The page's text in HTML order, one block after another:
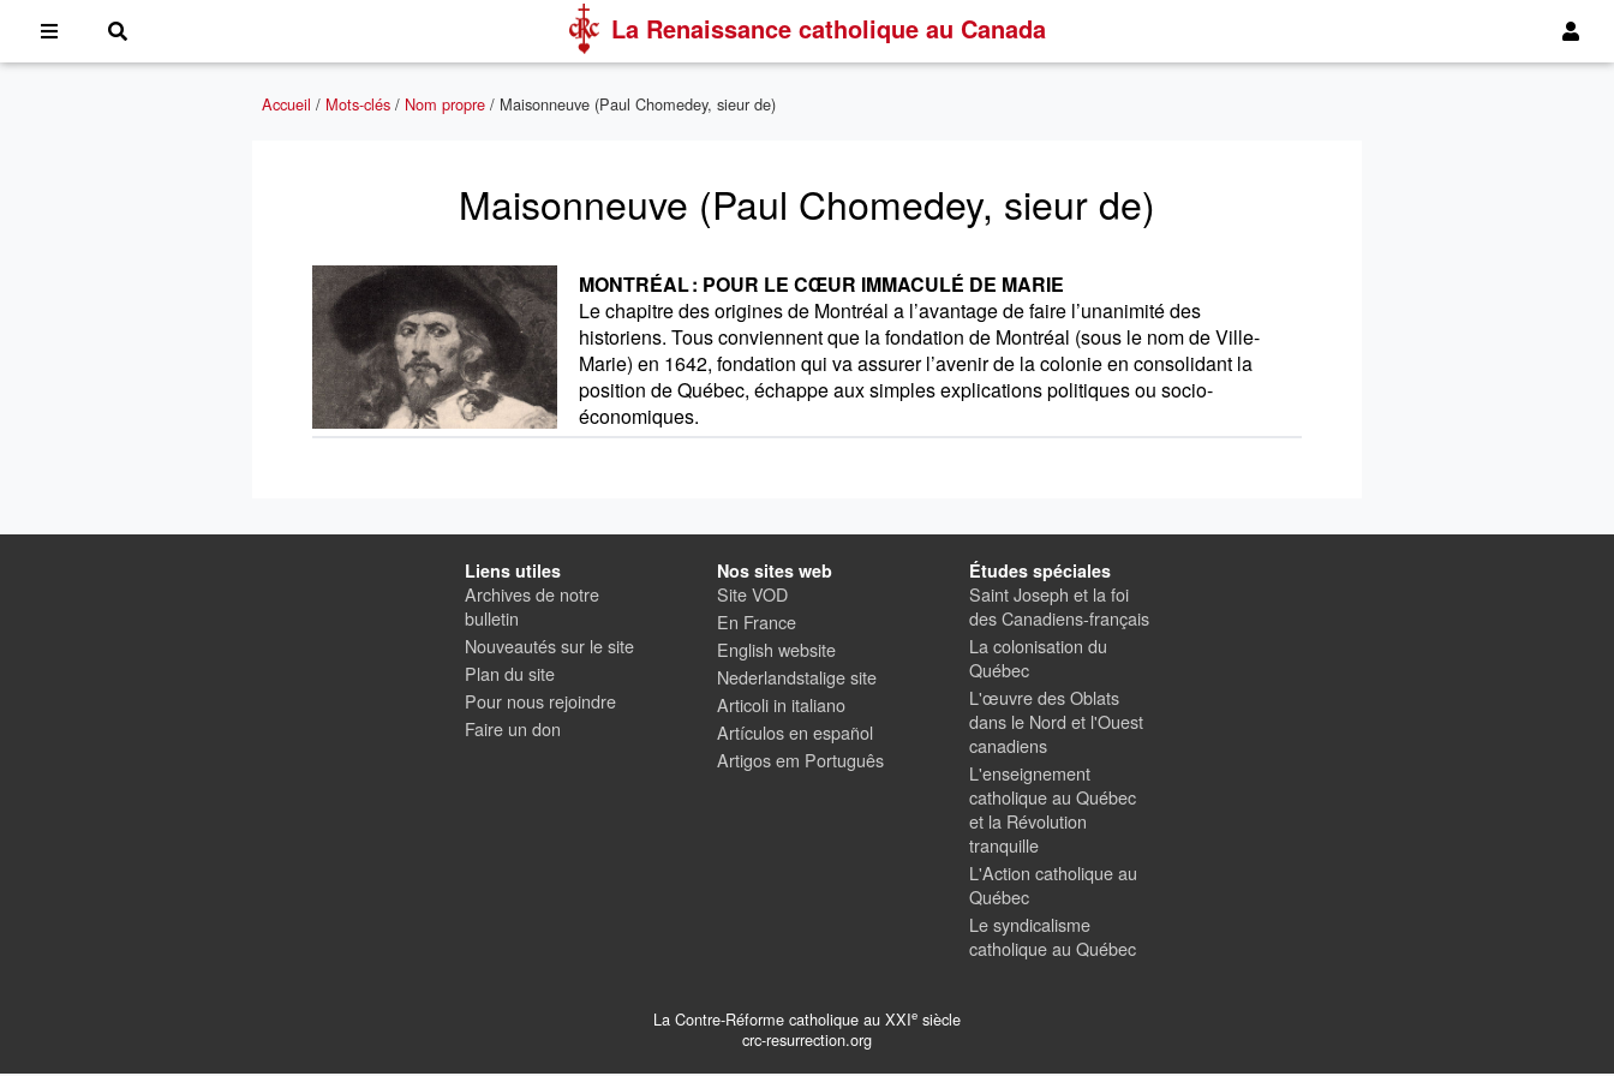
La Renaissance catholique au Canada
Accueil / Mots-clés / Nom propre / Maisonneuve (Paul Chomedey, sieur de)
Maisonneuve (Paul Chomedey, sieur de)
MONTRÉAL : POUR LE CŒUR IMMACULÉ DE MARIE
Le chapitre des origines de Montréal a l’avantage de faire l’unanimité des
historiens. Tous conviennent que la fondation de Montréal (sous le nom de Ville-
Marie) en 1642, fondation qui va assurer l’avenir de la colonie en consolidant la
position de Québec, échappe aux simples explications politiques ou socio-
économiques.
Liens utiles
Archives de notre
bulletin
Nouveautés sur le site
Plan du site
Pour nous rejoindre
Faire un don
Nos sites web
Site VOD
En France
English website
Nederlandstalige site
Articoli in italiano
Artículos en español
Artigos em Português
Études spéciales
Saint Joseph et la foi
des Canadiens-français
La colonisation du
Québec
L'œuvre des Oblats
dans le Nord et l'Ouest
canadiens
L'enseignement
catholique au Québec
et la Révolution
tranquille
L'Action catholique au
Québec
Le syndicalisme
catholique au Québec
La Contre-Réforme catholique au XXIe siècle
crc-resurrection.org